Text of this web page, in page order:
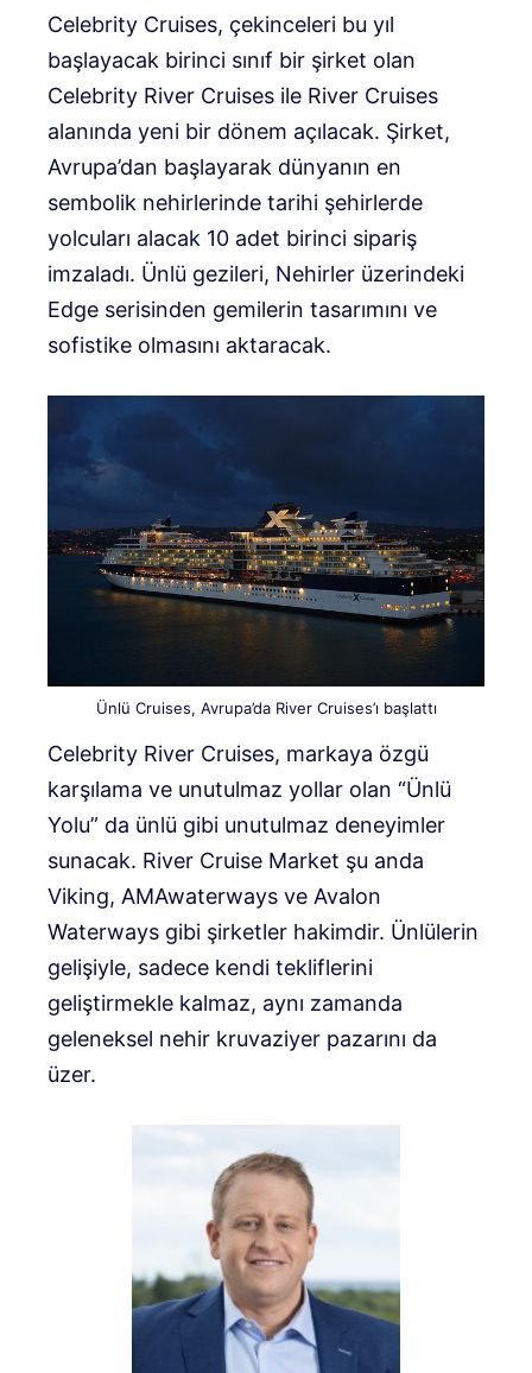
Celebrity Cruises, çekinceleri bu yıl
başlayacak birinci sınıf bir şirket olan
Celebrity River Cruises ile River Cruises
alanında yeni bir dönem açılacak. Şirket,
Avrupa’dan başlayarak dünyanın en
sembolik nehirlerinde tarihi şehirlerde
yolcuları alacak 10 adet birinci sipariş
imzaladı. Ünlü gezileri, Nehirler üzerindeki
Edge serisinden gemilerin tasarımını ve
sofistike olmasını aktaracak.
Ünlü Cruises, Avrupa’da River Cruises’ı başlattı
Celebrity River Cruises, markaya özgü
karşılama ve unutulmaz yollar olan “Ünlü
Yolu” da ünlü gibi unutulmaz deneyimler
sunacak. River Cruise Market şu anda
Viking, AMAwaterways ve Avalon
Waterways gibi şirketler hakimdir. Ünlülerin
gelişiyle, sadece kendi tekliflerini
geliştirmekle kalmaz, aynı zamanda
geleneksel nehir kruvaziyer pazarını da
üzer.